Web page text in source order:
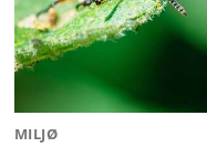
MILJØ